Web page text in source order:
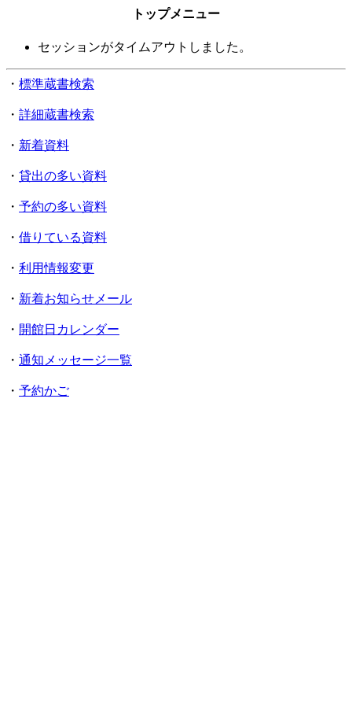
トップメニュー
セッションがタイムアウトしました。
・ 標準蔵書検索
・ 詳細蔵書検索
・ 新着資料
・ 貸出の多い資料
・ 予約の多い資料
・ 借りている資料
・ 利用情報変更
・ 新着お知らせメール
・ 開館日カレンダー
・ 通知メッセージ一覧
・ 予約かご